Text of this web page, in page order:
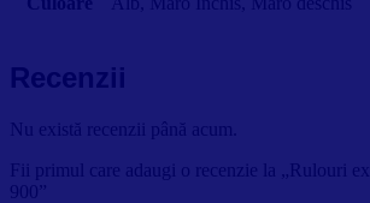
Recenzii
Nu există recenzii până acum.
Fii primul care adaugi o recenzie la „Rulouri
900”